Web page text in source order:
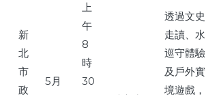
新
北
市
政
5月
上
午
8
時
30
透過文史
走讀、水
巡守體驗
及戶外實
境遊戲，